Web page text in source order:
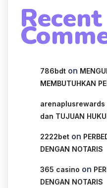
Recent
786bdt on
MEMBUTUHKAN
arenaplusrewards
dan TUJUAN
2222bet on
DENGAN NOTARIS
365 casino on
DENGAN NOTARIS